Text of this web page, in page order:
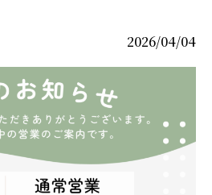
2026/04/04